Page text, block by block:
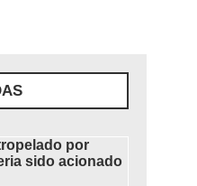
por
sido acionado